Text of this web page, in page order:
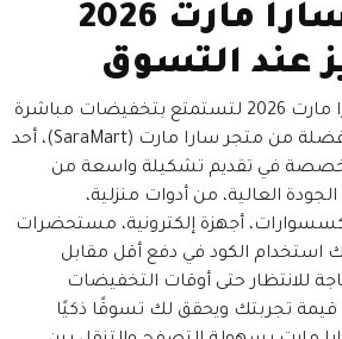
كود خصم سارا مارت 2026
عند التسوق
استخدم كود خصم سارا مارت 2026 لتستمتع بتخفيضات مباشرة
عند شراء منتجاتك المفضلة من متجر سارا مارت (SaraMart)، أحد
في تقديم تشكيلة واسعة من
العالية، من أدوات منزلية،
أجهزة إلكترونية، مستحضرات
استخدام الكود في دفع أقل مقابل
للانتظار حتى أوقات التخفيضات
قيمة تجربتك ويحقق لك تسوقًا ذكيًا